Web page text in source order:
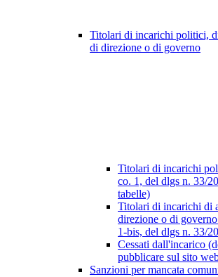
Titolari di incarichi politici,
di direzione o di governo
Titolari di incarichi
co. 1, del dlgs n. 33/
tabelle)
Titolari di incarichi di
direzione o di
1-bis, del dlgs n. 33/
Cessati dall'incarico
pubblicare sul sito
Sanzioni per mancata